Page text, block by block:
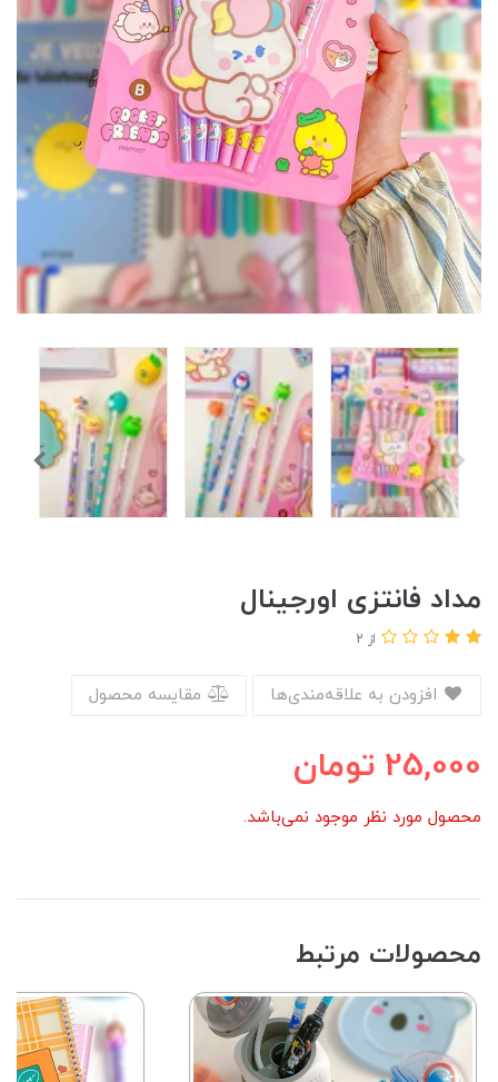
مداد فانتزی اورجینال
از 2
مقایسه محصول
25,000 تومان
محصول مورد نظر موجود نمی‌باشد.
محصولات مرتبط